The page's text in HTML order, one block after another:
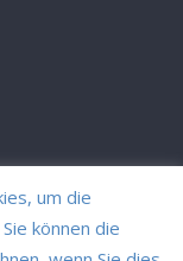
vorbehalten.
um die
können die